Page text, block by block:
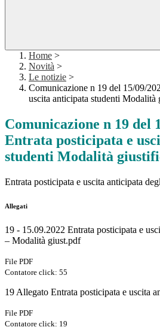
Home >
Novità >
Le notizie >
Comunicazione n 19 del 15/09/
uscita anticipata studenti Modalità
Comunicazione n 19 del
Entrata posticipata e
studenti Modalità
Entrata posticipata e uscita anticipata
Allegati
19 - 15.09.2022 Entrata posticipata e
– Modalità giust.pdf
File PDF
Contatore click: 55
19 Allegato Entrata posticipata e uscita
File PDF
Contatore click: 19